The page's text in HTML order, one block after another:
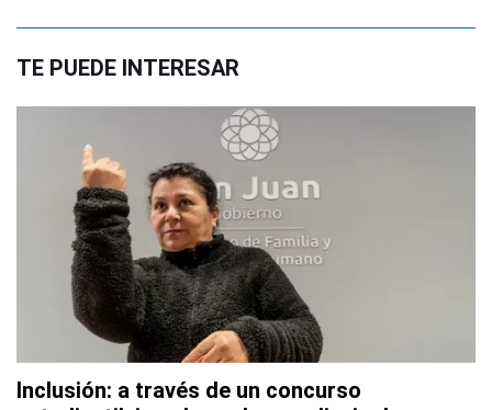
TE PUEDE INTERESAR
Inclusión: a través de un concurso